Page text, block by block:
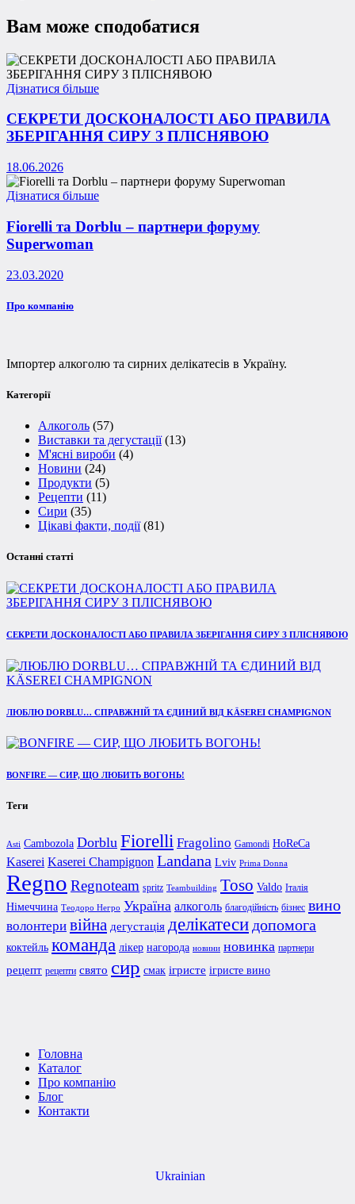
Вам може сподобатися
Дізнатися більше
СЕКРЕТИ ДОСКОНАЛОСТІ АБО ПРАВИЛА
ЗБЕРІГАННЯ СИРУ З ПЛІСНЯВОЮ
18.06.2026
Дізнатися більше
Fiorelli та Dorblu – партнери форуму
Superwoman
23.03.2020
Про компанію
Імпортер алкоголю та сирних делікатесів в Україну.
Категорії
Алкоголь (57)
Виставки та дегустації(13)
М'ясні вироби (4)
Новини (24)
Продукти (5)
Рецепти (11)
Сири (35)
Цікаві факти, події(81)
Останні статті
СЕКРЕТИ ДОСКОНАЛОСТІ АБО ПРАВИЛА ЗБЕРІГАННЯ СИРУ З ПЛІСНЯВОЮ
ЛЮБЛЮ DORBLU… СПРАВЖНІЙ ТА ЄДИНИЙ ВІД KÄSEREI CHAMPIGNON
BONFIRE — СИР, ЩО ЛЮБИТЬ ВОГОНЬ!
Теги
Asti Cambozola Dorblu Fiorelli Fragolino Gamondi HoReCa
Kaserei Kaserei Champignon Landana Lviv Prima Donna
Regno Regnoteam spritz Teambuilding Toso Valdo Італія
Німеччина Теодоро Негро Україна алкоголь благодійність бізнес вино
волонтери війна дегустація делікатеси допомога
коктейль команда лікер нагорода новини новинка партнери
рецепт рецепти свято сир смак ігристе ігристе вино
Головна
Каталог
Про компанію
Блог
Контакти
Ukrainian